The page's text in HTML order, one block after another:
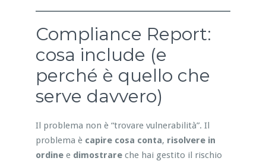
Compliance Report:
cosa include (e
perché è quello che
serve davvero)
Il problema non è “trovare vulnerabilità”. Il
problema è capire cosa conta, risolvere in
ordinee dimostrareche hai gestito il rischio